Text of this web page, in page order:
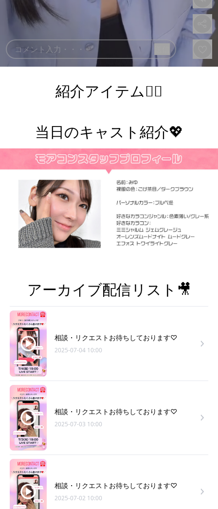
紹介アイテム💁‍♀️
当日のキャスト紹介💖
アーカイブ配信リスト🎥
相談・リクエストお待ちしております♡
2025-07-04 10:00
相談・リクエストお待ちしております♡
2025-07-03 10:00
相談・リクエストお待ちしております♡
2025-07-02 10:00